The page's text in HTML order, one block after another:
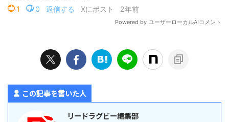
この記事を書いた人
リードラグビー編集部